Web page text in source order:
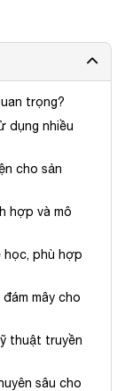
trọng?
dụng nhiều
cho sản
hợp và mô
học, phù hợp
mây cho
thuật truyền
sâu cho